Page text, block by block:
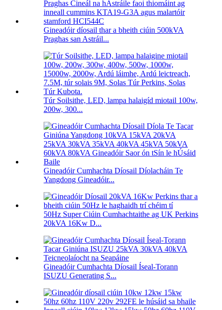
Gineadóir díosail thar a bheith ciúin 500kVA
Praghas san Astráil...
Túr Soilsithe, LED, lampa halaigíd miotail 100w,
200w, 300...
Gineadóir Cumhachta Díosail Díolacháin Te
Yangdong Gineadóir...
50Hz Super Ciúin Cumhachtaithe ag UK Perkins
20kVA 16Kw D...
Gineadóir Cumhachta Díosail Íseal-Torann
ISUZU Generating S...